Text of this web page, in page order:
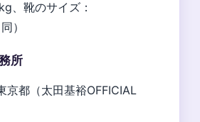
、靴のサイズ：
）
所
京都（太田基裕OFFICIAL